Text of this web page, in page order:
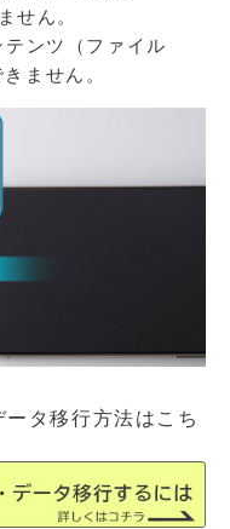
せん。
ンツ（ファイル
ません。
タ移行方法はこち